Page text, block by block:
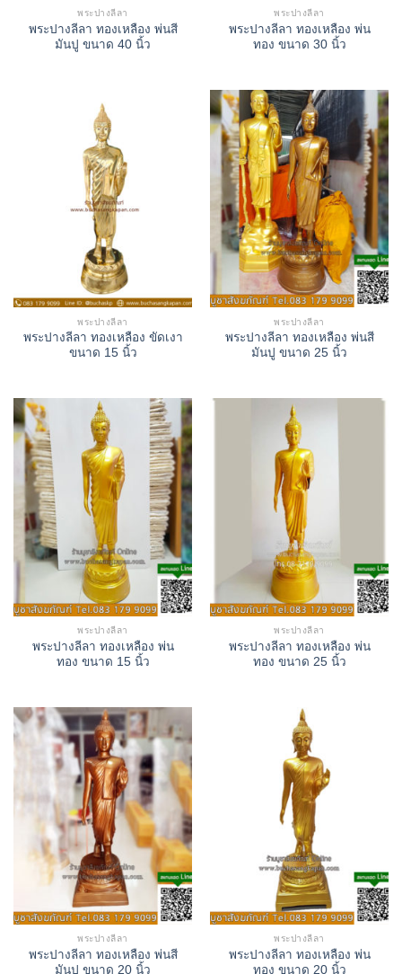
พระปางลีลา
พระปางลีลา ทองเหลือง พ่นสี
มันปู ขนาด 40 นิ้ว
พระปางลีลา
พระปางลีลา ทองเหลือง พ่น
ทอง ขนาด 30 นิ้ว
พระปางลีลา
พระปางลีลา ทองเหลือง ขัดเงา
ขนาด 15 นิ้ว
พระปางลีลา
พระปางลีลา ทองเหลือง พ่นสี
มันปู ขนาด 25 นิ้ว
พระปางลีลา
พระปางลีลา ทองเหลือง พ่น
ทอง ขนาด 15 นิ้ว
พระปางลีลา
พระปางลีลา ทองเหลือง พ่น
ทอง ขนาด 25 นิ้ว
พระปางลีลา
พระปางลีลา ทองเหลือง พ่นสี
มันปู ขนาด 20 นิ้ว
พระปางลีลา
พระปางลีลา ทองเหลือง พ่น
ทอง ขนาด 20 นิ้ว